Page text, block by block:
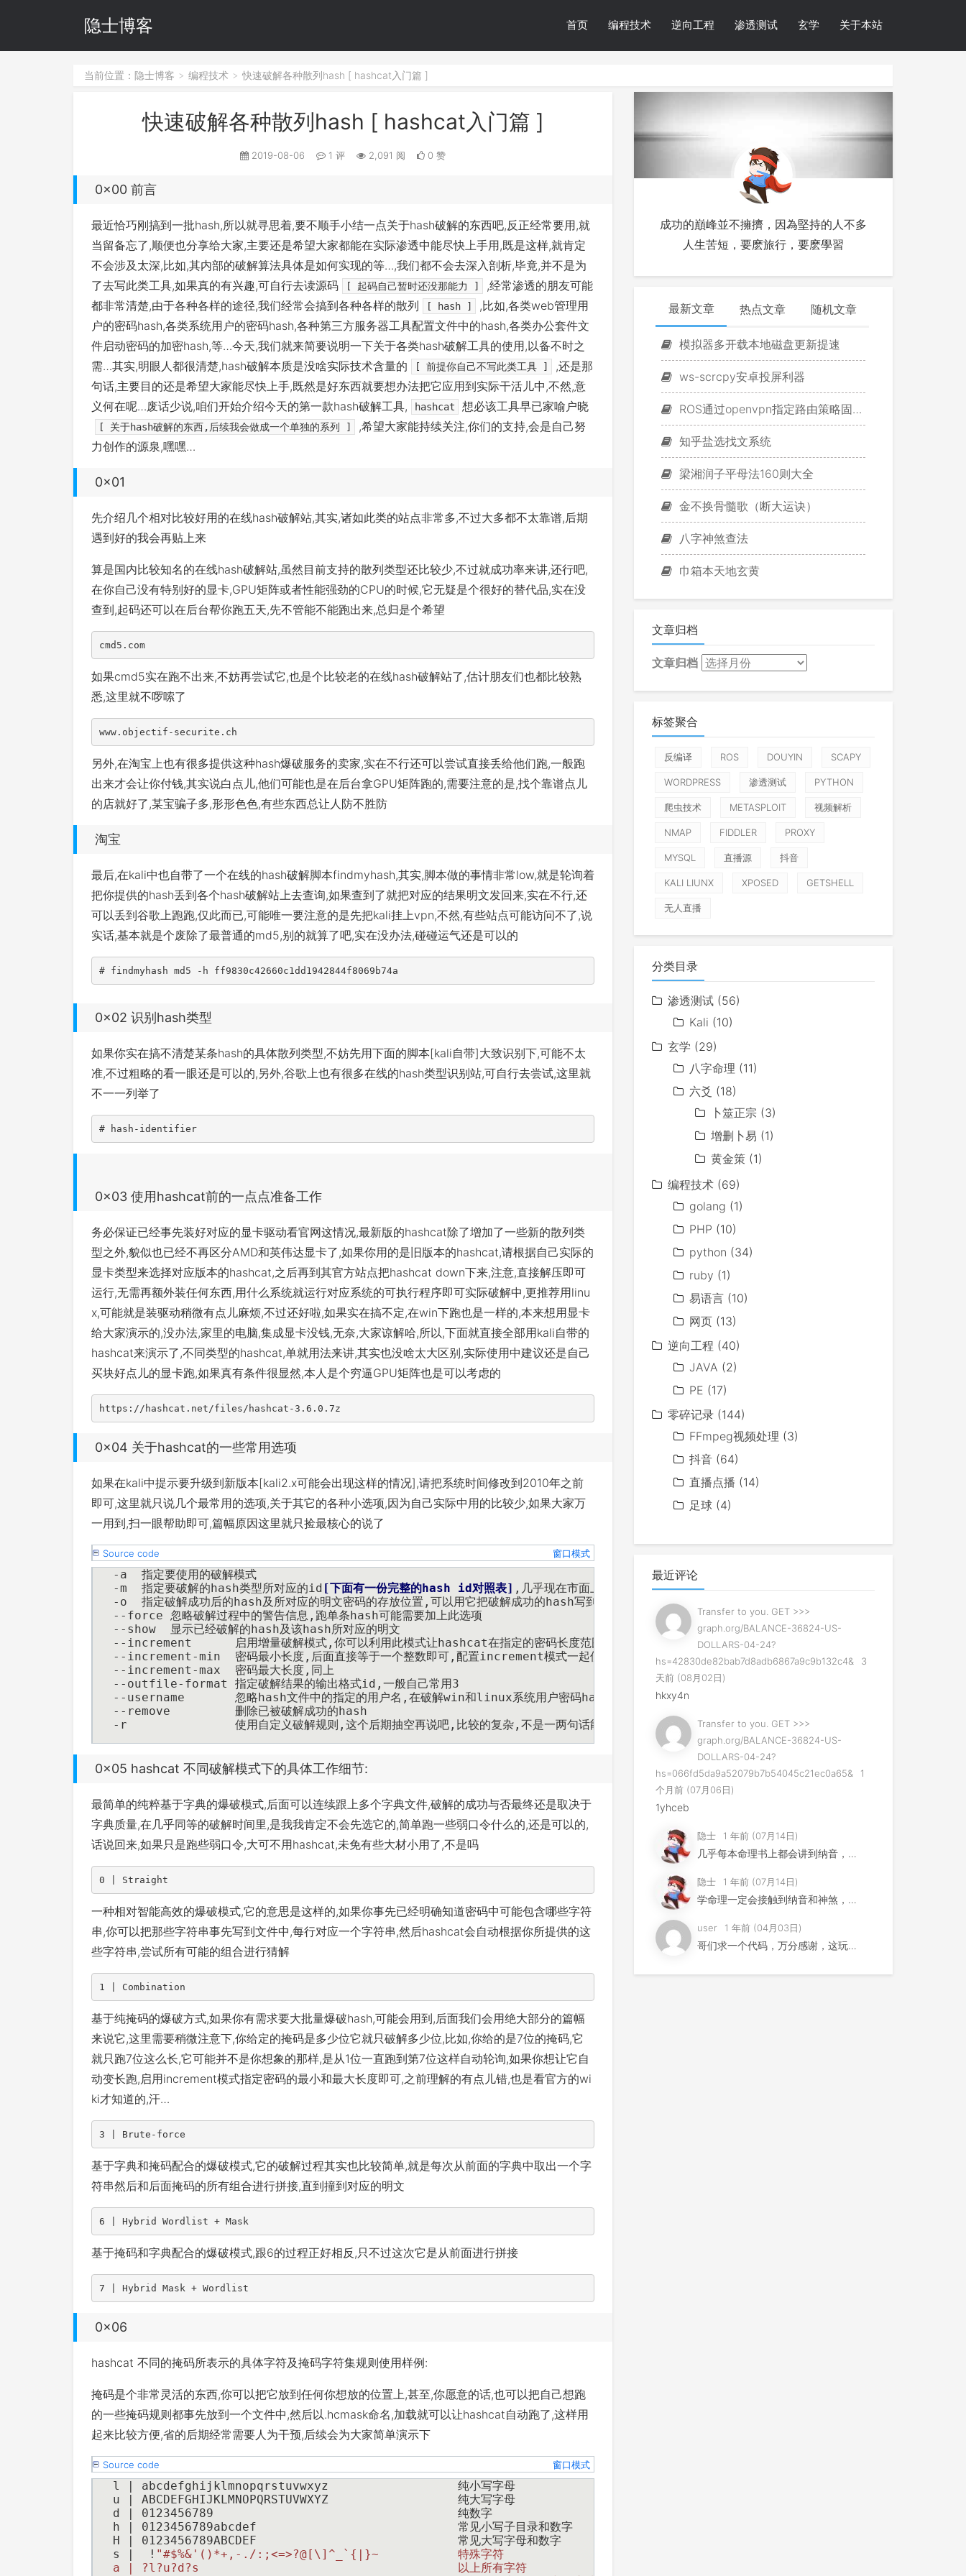
隐士博客 首页 编程技术 逆向工程 渗透测试 玄学 关于本站
当前位置： 隐士博客 > 编程技术 > 快速破解各种散列hash [ hashcat入门篇 ]
快速破解各种散列hash [ hashcat入门篇 ]
2019-08-06 1 评 2,091 阅 0 赞
0x00 前言
最近恰巧刚搞到一批hash,所以就寻思着,要不顺手小结一点关于hash破解的东西吧,反正经常要用,就
当留备忘了,顺便也分享给大家,主要还是希望大家都能在实际渗透中能尽快上手用,既是这样,就肯定
不会涉及太深,比如,其内部的破解算法具体是如何实现的等…,我们都不会去深入剖析,毕竟,并不是为
了去写此类工具,如果真的有兴趣,可自行去读源码
[ 起码自己暂时还没那能力 ]
,经常渗透的朋友可能
都非常清楚,由于各种各样的途径,我们经常会搞到各种各样的散列
[ hash ]
,比如,各类web管理用
户的密码hash,各类系统用户的密码hash,各种第三方服务器工具配置文件中的hash,各类办公套件文
件启动密码的加密hash,等…今天,我们就来简要说明一下关于各类hash破解工具的使用,以备不时之
需…其实,明眼人都很清楚,hash破解本质是没啥实际技术含量的
[ 前提你自己不写此类工具 ]
,还是那
句话,主要目的还是希望大家能尽快上手,既然是好东西就要想办法把它应用到实际干活儿中,不然,意
义何在呢…废话少说,咱们开始介绍今天的第一款hash破解工具,
hashcat 想必该工具早已家喻户晓
[ 关于hash破解的东西,后续我会做成一个单独的系列 ]
,希望大家能持续关注,你们的支持,会是自己努
力创作的源泉,嘿嘿…
0x01
先介绍几个相对比较好用的在线hash破解站,其实,诸如此类的站点非常多,不过大多都不太靠谱,后期
遇到好的我会再贴上来
算是国内比较知名的在线hash破解站,虽然目前支持的散列类型还比较少,不过就成功率来讲,还行吧,
在你自己没有特别好的显卡,GPU矩阵或者性能强劲的CPU的时候,它无疑是个很好的替代品,实在没
查到,起码还可以在后台帮你跑五天,先不管能不能跑出来,总归是个希望
cmd5.com
如果cmd5实在跑不出来,不妨再尝试它,也是个比较老的在线hash破解站了,估计朋友们也都比较熟
悉,这里就不啰嗦了
www.objectif-securite.ch
另外,在淘宝上也有很多提供这种hash爆破服务的卖家,实在不行还可以尝试直接丢给他们跑,一般跑
出来才会让你付钱,其实说白点儿,他们可能也是在后台拿GPU矩阵跑的,需要注意的是,找个靠谱点儿
的店就好了,某宝骗子多,形形色色,有些东西总让人防不胜防
淘宝
最后,在kali中也自带了一个在线的hash破解脚本findmyhash,其实,脚本做的事情非常low,就是轮询着
把你提供的hash丢到各个hash破解站上去查询,如果查到了就把对应的结果明文发回来,实在不行,还
可以丢到谷歌上跑跑,仅此而已,可能唯一要注意的是先把kali挂上vpn,不然,有些站点可能访问不了,说
实话,基本就是个废除了最普通的md5,别的就算了吧,实在没办法,碰碰运气还是可以的
# findmyhash md5 -h ff9830c42660c1dd1942844f8069b74a
0x02 识别hash类型
如果你实在搞不清楚某条hash的具体散列类型,不妨先用下面的脚本[kali自带]大致识别下,可能不太
准,不过粗略的看一眼还是可以的,另外,谷歌上也有很多在线的hash类型识别站,可自行去尝试,这里就
不一一列举了
# hash-identifier
0x03 使用hashcat前的一点点准备工作
务必保证已经事先装好对应的显卡驱动看官网这情况,最新版的hashcat除了增加了一些新的散列类
型之外,貌似也已经不再区分AMD和英伟达显卡了,如果你用的是旧版本的hashcat,请根据自己实际的
显卡类型来选择对应版本的hashcat,之后再到其官方站点把hashcat down下来,注意,直接解压即可
运行,无需再额外装任何东西,用什么系统就运行对应系统的可执行程序即可实际破解中,更推荐用linu
x,可能就是装驱动稍微有点儿麻烦,不过还好啦,如果实在搞不定,在win下跑也是一样的,本来想用显卡
给大家演示的,没办法,家里的电脑,集成显卡没钱,无奈,大家谅解哈,所以,下面就直接全部用kali自带的
hashcat来演示了,不同类型的hashcat,单就用法来讲,其实也没啥太大区别,实际使用中建议还是自己
买块好点儿的显卡跑,如果真有条件很显然,本人是个穷逼GPU矩阵也是可以考虑的
https://hashcat.net/files/hashcat-3.6.0.7z
0x04 关于hashcat的一些常用选项
如果在kali中提示要升级到新版本[kali2.x可能会出现这样的情况],请把系统时间修改到2010年之前
即可,这里就只说几个最常用的选项,关于其它的各种小选项,因为自己实际中用的比较少,如果大家万
一用到,扫一眼帮助即可,篇幅原因这里就只捡最核心的说了
Source code 窗口模式
-a  指定要使用的破解模式
-m  指定要破解的hash类型所对应的id [下面有一份完整的hash id对照表] ,几乎现在市面上常用的一些散列类型它都支持,而且每个版本更新都会增加一些新的算法
-o  指定破解成功后的hash及所对应的明文密码的存放位置,可以用它把破解成功的hash写到指定的文件中
--force	忽略破解过程中的警告信息,跑单条hash可能需要加上此选项
--show	显示已经破解的hash及该hash所对应的明文
--increment	 启用增量破解模式,你可以利用此模式让hashcat在指定的密码长度范围内执行破解过程,其实,并不建议这么用,因为破解时间可能会比较长
--increment-min  密码最小长度,后面直接等于一个整数即可,配置increment模式一起使用
--increment-max  密码最大长度,同上
--outfile-format 指定破解结果的输出格式id,一般自己常用3
--username 	 忽略hash文件中的指定的用户名,在破解win和linux系统用户密码hash可能会用到
--remove 	 删除已被破解成功的hash
-r		 使用自定义破解规则,这个后期抽空再说吧,比较的复杂,不是一两句话能说完的
0x05 hashcat 不同破解模式下的具体工作细节:
最简单的纯粹基于字典的爆破模式,后面可以连续跟上多个字典文件,破解的成功与否最终还是取决于
字典质量,在几乎同等的破解时间里,是我我肯定不会先选它的,简单跑一些弱口令什么的,还是可以的,
话说回来,如果只是跑些弱口令,大可不用hashcat,未免有些大材小用了,不是吗
0 | Straight
一种相对智能高效的爆破模式,它的意思是这样的,如果你事先已经明确知道密码中可能包含哪些字符
串,你可以把那些字符串事先写到文件中,每行对应一个字符串,然后hashcat会自动根据你所提供的这
些字符串,尝试所有可能的组合进行猜解
1 | Combination
基于纯掩码的爆破方式,如果你有需求要大批量爆破hash,可能会用到,后面我们会用绝大部分的篇幅
来说它,这里需要稍微注意下,你给定的掩码是多少位它就只破解多少位,比如,你给的是7位的掩码,它
就只跑7位这么长,它可能并不是你想象的那样,是从1位一直跑到第7位这样自动轮询,如果你想让它自
动变长跑,启用increment模式指定密码的最小和最大长度即可,之前理解的有点儿错,也是看官方的wi
ki才知道的,汗…
3 | Brute-force
基于字典和掩码配合的爆破模式,它的破解过程其实也比较简单,就是每次从前面的字典中取出一个字
符串然后和后面掩码的所有组合进行拼接,直到撞到对应的明文
6 | Hybrid Wordlist + Mask
基于掩码和字典配合的爆破模式,跟6的过程正好相反,只不过这次它是从前面进行拼接
7 | Hybrid Mask + Wordlist
0x06
hashcat 不同的掩码所表示的具体字符及掩码字符集规则使用样例:
掩码是个非常灵活的东西,你可以把它放到任何你想放的位置上,甚至,你愿意的话,也可以把自己想跑
的一些掩码规则都事先放到一个文件中,然后以.hcmask命名,加载就可以让hashcat自动跑了,这样用
起来比较方便,省的后期经常需要人为干预,后续会为大家简单演示下
Source code 窗口模式
l | abcdefghijklmnopqrstuvwxyz			纯小写字母
u | ABCDEFGHIJKLMNOPQRSTUVWXYZ			纯大写字母
d | 0123456789					纯数字
h | 0123456789abcdef				常见小写子目录和数字
H | 0123456789ABCDEF				常见大写字母和数字
s |  !
"#$%&'()*+,-./:;<=>?@[\]^_`{|}~		特殊字符
a | ?l?u?d?s					以上所有字符
成功的巔峰並不擁擠，因為堅持的人不多
人生苦短，要麽旅行，要麽學習
最新文章 热点文章 随机文章
模拟器多开载本地磁盘更新提速
ws-scrcpy安卓投屏利器
ROS通过openvpn指定路由策略固定游戏IP
知乎盐选找文系统
梁湘润子平母法160则大全
金不换骨髓歌（断大运诀）
八字神煞查法
巾箱本天地玄黄
文章归档
文章归档
标签聚合
反编译 ROS DOUYIN SCAPY
WORDPRESS 渗透测试 PYTHON
爬虫技术 METASPLOIT 视频解析
NMAP FIDDLER PROXY
MYSQL 直播源 抖音
KALI LIUNX XPOSED GETSHELL
无人直播
分类目录
渗透测试 (56)
Kali (10)
玄学 (29)
八字命理 (11)
六爻 (18)
卜筮正宗 (3)
增删卜易 (1)
黄金策 (1)
编程技术 (69)
golang (1)
PHP (10)
python (34)
ruby (1)
易语言 (10)
网页 (13)
逆向工程 (40)
JAVA (2)
PE (17)
零碎记录 (144)
FFmpeg视频处理 (3)
抖音 (64)
直播点播 (14)
足球 (4)
最近评论
Transfer to you. GET >>>
graph.org/BALANCE-36824-US-
DOLLARS-04-24?
hs=42830de82bab7d8adb6867a9c9b132c4&
3
天前 (08月02日)
hkxy4n
Transfer to you. GET >>>
graph.org/BALANCE-36824-US-
DOLLARS-04-24?
hs=066fd5da9a52079b7b54045c21ec0a65&
1
个月前 (07月06日)
1yhceb
隐士 1 年前 (07月14日)
几乎每本命理书上都会讲到纳音，但是其用法早已失传，许多易学家...
隐士 1 年前 (07月14日)
学命理一定会接触到纳音和神煞，这节不是要讲纳音神煞，而是要告...
user 1 年前 (04月03日)
哥们求一个代码，万分感谢，这玩意找两三天了